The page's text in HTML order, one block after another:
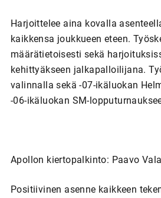
Harjoittelee aina kovalla
kaikkensa joukkueen eteen.
määrätietoisesti sekä
kehittyäkseen jalkapalloilijana.
valinnalla sekä -07-ikäluokan
-06-ikäluokan SM-
Apollon kiertopalkinto: Paavo
Positiivinen asenne kaikkeen